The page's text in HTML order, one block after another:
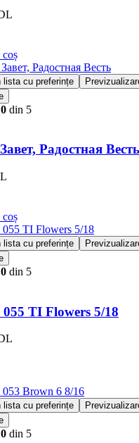
lista cu preferințe
0 din 5
Радостная Весть
lista cu preferințe
0 din 5
TI Flowers 5/18
lista cu preferințe
0 din 5